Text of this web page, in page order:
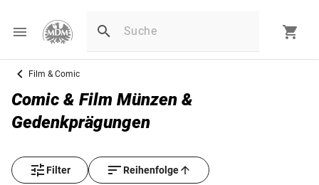
Film & Comic
Comic & Film Münzen &
Gedenkprägungen
Filter Reihenfolge